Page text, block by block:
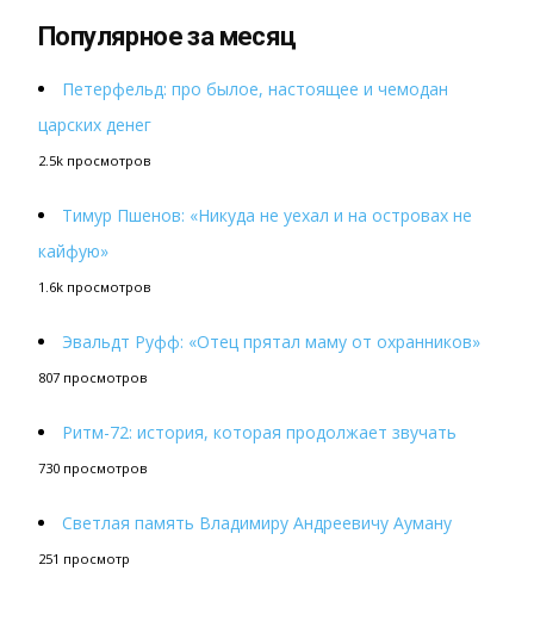
Популярное за месяц
Петерфельд: про былое, настоящее и чемодан
царских денег
2.5k просмотров
Тимур Пшенов: «Никуда не уехал и на островах не
кайфую»
1.6k просмотров
Эвальдт Руфф: «Отец прятал маму от охранников»
807 просмотров
Ритм-72: история, которая продолжает звучать
730 просмотров
Светлая память Владимиру Андреевичу Ауману
251 просмотр